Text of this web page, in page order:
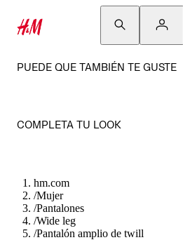
PUEDE QUE TAMBIÉN TE GUSTE
COMPLETA TU LOOK
hm.com
/Mujer
/Pantalones
/Wide leg
/Pantalón amplio de twill